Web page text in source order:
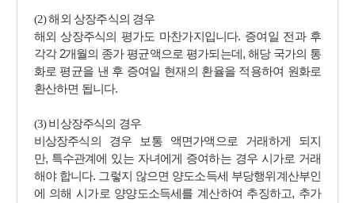
(2)해외 상장주식의 경우
해외 상장주식의 평가도 마찬가지입니다. 증여일 전과 후
각각 2개월의 종가 평균액으로 평가되는데 , 해당 국가의 통
화로 평균을 낸 후 증여일 현재의 환율을 적용하여 원화로
환산하면 됩니다.
(3)비상장주식의 경우
비상장주식의 경우 보통 액면가액으로 거래하게 되지
만, 특수관계에 있는 자녀에게 증여하는 경우 시가로 거래
해야 합니다. 그렇지 않으면 양도소득세 부당행위계산부인
에 의해 시가로 양양도소득세를 계산하여 추징하고, 추가